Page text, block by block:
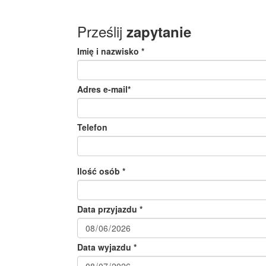
Prześlij zapytanie
Imię i nazwisko *
Adres e-mail*
Telefon
Ilość osób *
Data przyjazdu *
Data wyjazdu *